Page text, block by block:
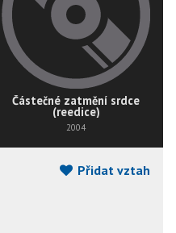
Částečné zatmění srdce
(reedice)
2004
Přidat vztah